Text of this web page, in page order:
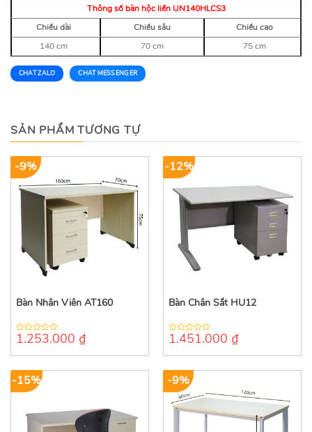
Thông số bàn hộc liền UN140HLCS3
Chiều dài
Chiều sâu
Chiều cao
140 cm
70 cm 75 cm
CHAT ZALO CHAT MESSENGER
SẢN PHẨM TƯƠNG TỰ
-9%
Bàn Nhân Viên AT160
0
of
1.253.000 ₫
-12%
Bàn Chân Sắt HU12
0
of
1.451.000 ₫
-15% -9%